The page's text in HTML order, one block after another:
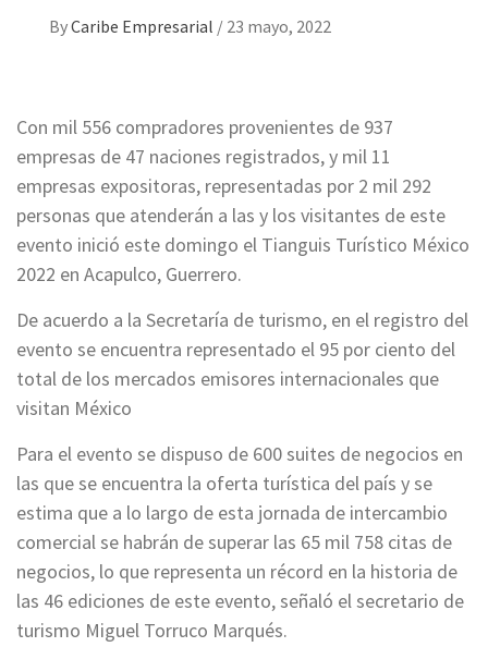
ByCaribe Empresarial / 23 mayo, 2022
Con mil 556 compradores provenientes de 937
empresas de 47 naciones registrados, y mil 11
empresas expositoras, representadas por 2 mil 292
personas que atenderán a las y los visitantes de este
evento inició este domingo el Tianguis Turístico México
2022 en Acapulco, Guerrero.
De acuerdo a la Secretaría de turismo, en el registro del
evento se encuentra representado el 95 por ciento del
total de los mercados emisores internacionales que
visitan México
Para el evento se dispuso de 600 suites de negocios en
las que se encuentra la oferta turística del país y se
estima que a lo largo de esta jornada de intercambio
comercial se habrán de superar las 65 mil 758 citas de
negocios, lo que representa un récord en la historia de
las 46 ediciones de este evento, señaló el secretario de
turismo Miguel Torruco Marqués.